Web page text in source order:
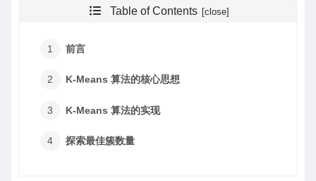
Table of Contents
前言
K-Means 算法的核心思想
K-Means 算法的实现
探索最佳簇数量